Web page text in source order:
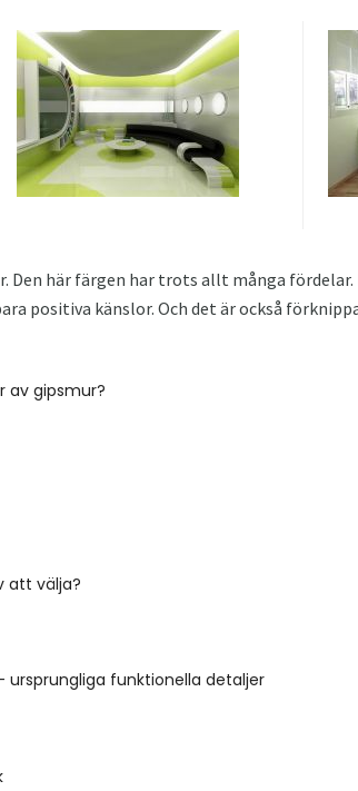
här färgen har trots allt många fördelar.
positiva känslor. Och det är också
av gipsmur?
att välja?
ursprungliga funktionella detaljer